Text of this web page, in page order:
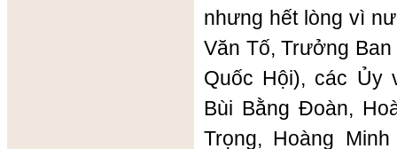
nhưng hết lòng vì
Văn Tố, Trưởng
Quốc Hội), các Ủy
Bùi Bằng Đoàn,
Trọng, Hoàng